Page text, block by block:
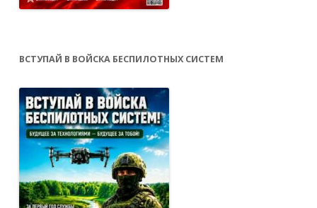
ВСТУПАЙ В ВОЙСКА БЕСПИЛОТНЫХ СИСТЕМ